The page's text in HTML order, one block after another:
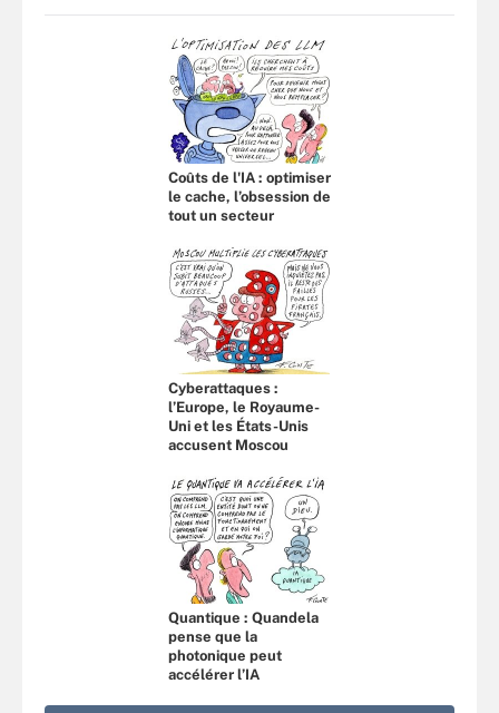
Coûts de l'IA : optimiser
le cache, l’obsession de
tout un secteur
Cyberattaques :
l’Europe, le Royaume-
Uni et les États-Unis
accusent Moscou
Quantique : Quandela
pense que la
photonique peut
accélérer l’IA